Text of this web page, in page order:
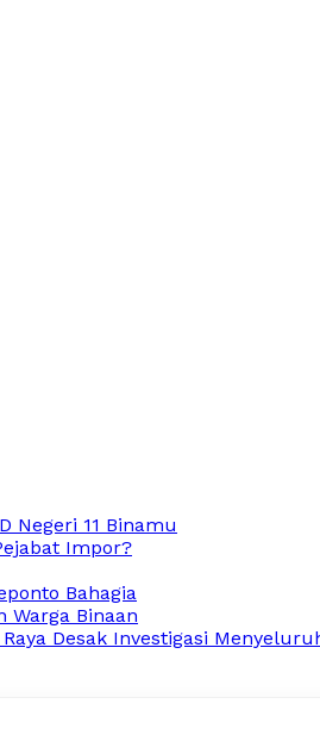
Negeri 11 Binamu
Impor?
Bahagia
Warga Binaan
Desak Investigasi